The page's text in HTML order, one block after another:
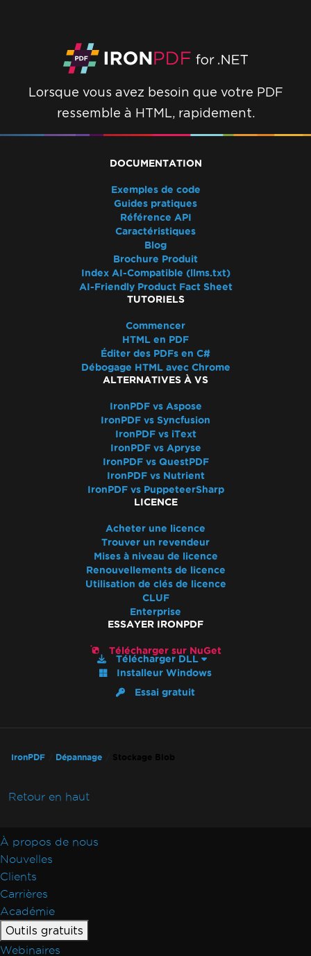
Lambda
Dépendances manquantes dans le
Réduire la taille du dossier des durées
d'exécution
CustomDeploymentDirectory in Lambda
Bootstrap / Flex / CSS
Plans et niveaux Azure
Le rendu initial est lent
Espacement des polices
Support de Windows Server
Quelle version d'IronPDF devrais-je utiliser ?
Taille du paquet IronPDF
Dépannage rapide d'IronPDF
Assistance à la performance IronPDF
Fichiers de log Azure
Retard de rendu et Timeout
Fichiers de sortie volumineux utilisant
ImageToPDF
Fuite de mémoire dans IronPDF
Convertir PDF en Base64
Déclaration 'using' IronPDF
IronPDF - les hyperliens _blank dans un
PDF s'ouvrent dans le même onglet du
navigateur
Versions des fichiers PDF
IronPdf.Slim
IronPdf.Native.UpdatedChrome
Le PDF diffère de l'aperçu avant impression
de Chrome
Mélange des versions des produits Iron
page
Guides de dépannage
Lorsque vous avez besoin que votre PDF
ressemble à HTML, rapidement.
DOCUMENTATION
Exemples de code
Guides pratiques
Référence API
Caractéristiques
Blog
Brochure Produit
Index AI-Compatible (llms.txt)
AI-Friendly Product Fact Sheet
TUTORIELS
Commencer
HTML en PDF
Éditer des PDFs en C#
Débogage HTML avec Chrome
ALTERNATIVES À VS
IronPDF vs Aspose
IronPDF vs Syncfusion
IronPDF vs iText
IronPDF vs Apryse
IronPDF vs QuestPDF
IronPDF vs Nutrient
IronPDF vs PuppeteerSharp
LICENCE
Acheter une licence
Trouver un revendeur
Mises à niveau de licence
Renouvellements de licence
Utilisation de clés de licence
CLUF
Enterprise
ESSAYER IRONPDF
Télécharger sur NuGet
Télécharger DLL
Installeur Windows
Essai gratuit
IronPDF Dépannage Stockage Blob
Retour en haut
À propos de nous
Nouvelles
Clients
Carrières
Académie
Outils gratuits
Webinaires